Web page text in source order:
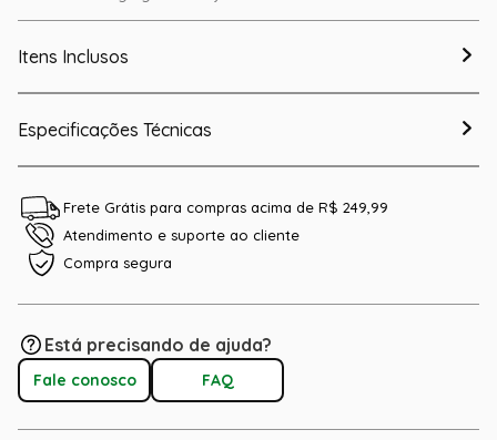
Itens Inclusos
Especificações Técnicas
Frete Grátis para compras acima de R$ 249,99
Atendimento e suporte ao cliente
Compra segura
Está precisando de ajuda?
Fale conosco FAQ